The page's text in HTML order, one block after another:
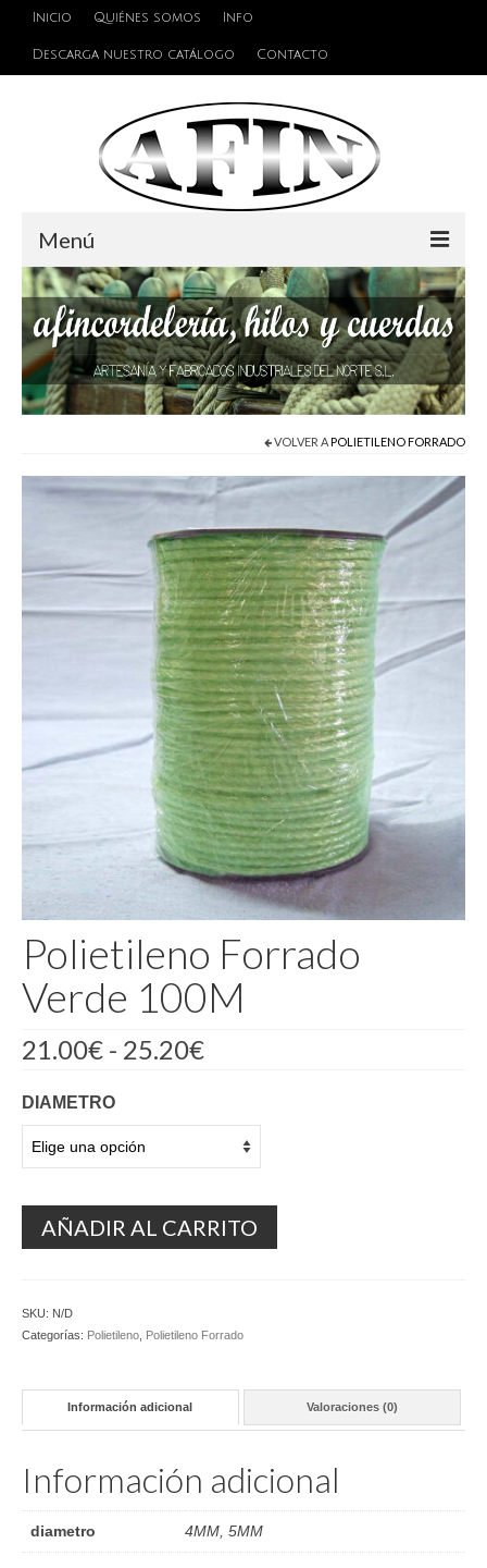
Inicio Quiénes somos Info
Descarga nuestro catálogo Contacto
Menú
Cuerdas
Hilos
Alambres y Cables
Accesorios de unión
VOLVER APOLIETILENO FORRADO
Polietileno Forrado
Verde 100M
21.00€ - 25.20€Rango
21.00€
hasta
25.20€
DIAMETRO
AÑADIR AL CARRITO
SKU: N/D
Categorías: Polietileno Polietileno Forrado
Información adicional Valoraciones (0)
Información adicional
diametro 4MM, 5MM